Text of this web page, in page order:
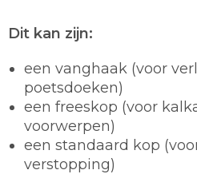
Dit kan zijn:
een vanghaak (voor
poetsdoeken)
een freeskop (voor
voorwerpen)
een standaard kop
verstopping)